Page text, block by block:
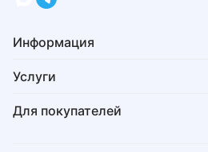
Информация
Услуги
Для покупателей